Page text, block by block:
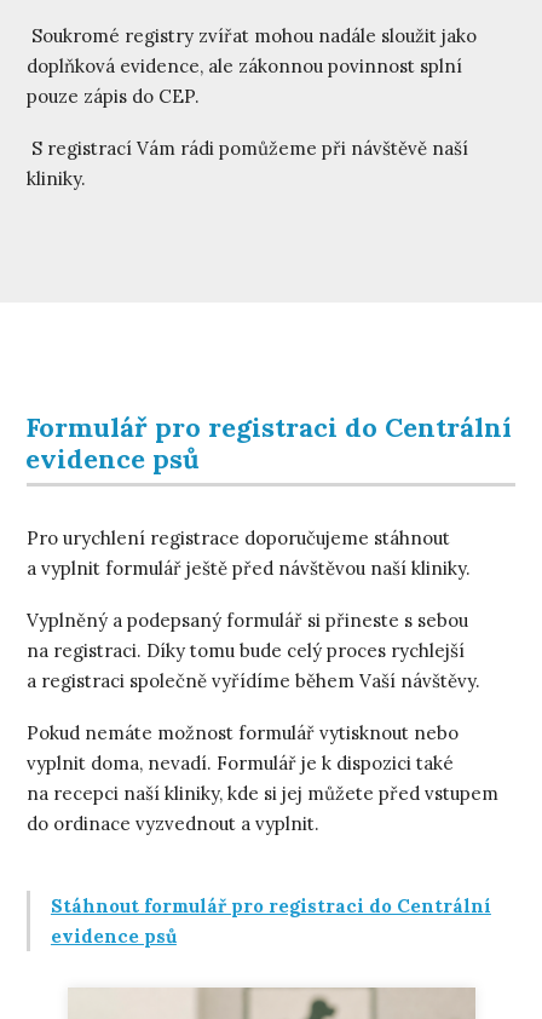
Soukromé registry zvířat mohou nadále sloužit jako
doplňková evidence, ale zákonnou povinnost splní
pouze zápis do CEP.
S registrací Vám rádi pomůžeme při návštěvě naší
kliniky.
Formulář pro registraci do Centrální
evidence psů
Pro urychlení registrace doporučujeme stáhnout
a vyplnit formulář ještě před návštěvou naší kliniky.
Vyplněný a podepsaný formulář si přineste s sebou
na registraci. Díky tomu bude celý proces rychlejší
a registraci společně vyřídíme během Vaší návštěvy.
Pokud nemáte možnost formulář vytisknout nebo
vyplnit doma, nevadí. Formulář je k dispozici také
na recepci naší kliniky, kde si jej můžete před vstupem
do ordinace vyzvednout a vyplnit.
Stáhnout formulář pro registraci do Centrální
evidence psů